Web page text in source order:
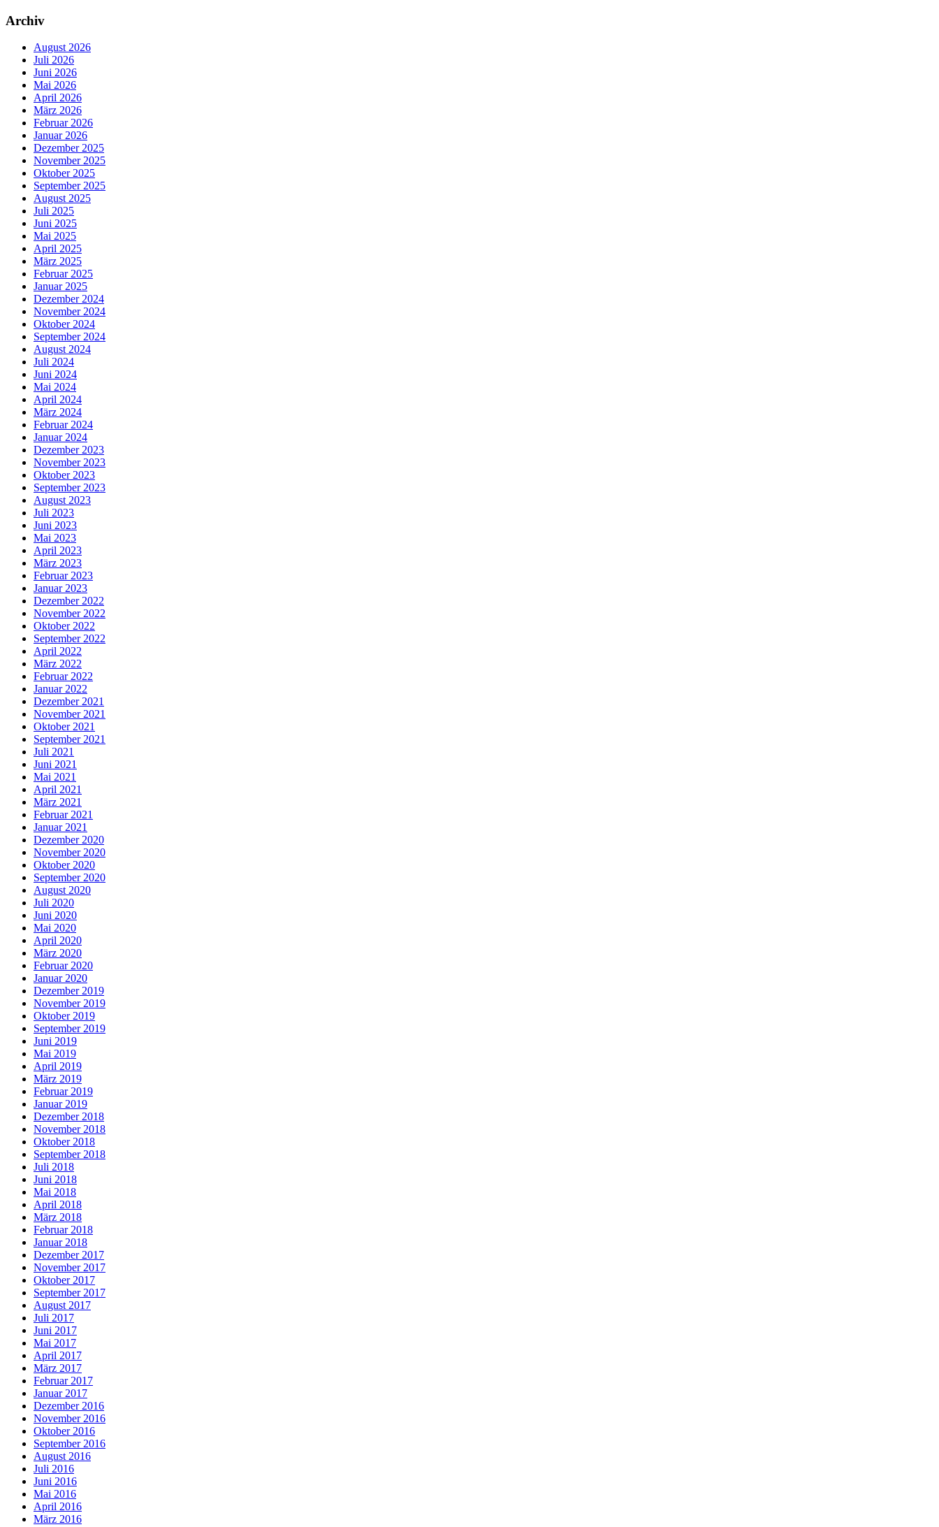
Archiv
August 2026
Juli 2026
Juni 2026
Mai 2026
April 2026
März 2026
Februar 2026
Januar 2026
Dezember 2025
November 2025
Oktober 2025
September 2025
August 2025
Juli 2025
Juni 2025
Mai 2025
April 2025
März 2025
Februar 2025
Januar 2025
Dezember 2024
November 2024
Oktober 2024
September 2024
August 2024
Juli 2024
Juni 2024
Mai 2024
April 2024
März 2024
Februar 2024
Januar 2024
Dezember 2023
November 2023
Oktober 2023
September 2023
August 2023
Juli 2023
Juni 2023
Mai 2023
April 2023
März 2023
Februar 2023
Januar 2023
Dezember 2022
November 2022
Oktober 2022
September 2022
April 2022
März 2022
Februar 2022
Januar 2022
Dezember 2021
November 2021
Oktober 2021
September 2021
Juli 2021
Juni 2021
Mai 2021
April 2021
März 2021
Februar 2021
Januar 2021
Dezember 2020
November 2020
Oktober 2020
September 2020
August 2020
Juli 2020
Juni 2020
Mai 2020
April 2020
März 2020
Februar 2020
Januar 2020
Dezember 2019
November 2019
Oktober 2019
September 2019
Juni 2019
Mai 2019
April 2019
März 2019
Februar 2019
Januar 2019
Dezember 2018
November 2018
Oktober 2018
September 2018
Juli 2018
Juni 2018
Mai 2018
April 2018
März 2018
Februar 2018
Januar 2018
Dezember 2017
November 2017
Oktober 2017
September 2017
August 2017
Juli 2017
Juni 2017
Mai 2017
April 2017
März 2017
Februar 2017
Januar 2017
Dezember 2016
November 2016
Oktober 2016
September 2016
August 2016
Juli 2016
Juni 2016
Mai 2016
April 2016
März 2016